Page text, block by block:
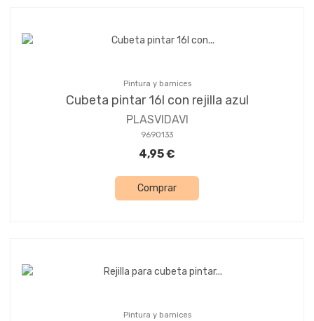
Pintura y barnices
Cubeta pintar 16l con rejilla azul
PLASVIDAVI
9690133
4,95 €
Comprar
Pintura y barnices